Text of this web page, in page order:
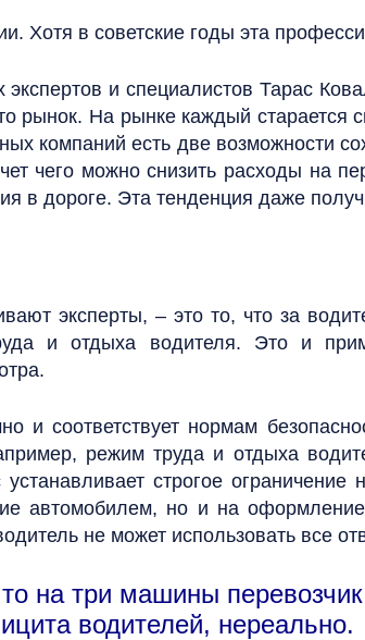
Хотя в советские годы эта
экспертов и специалистов Тарас
рынок. На рынке каждый старается
компаний есть две возможности
чего можно снизить расходы на
в дороге. Эта тенденция даже
эксперты, – это то, что за
и отдыха водителя. Это и
и соответствует нормам
режим труда и отдыха
строгое
автомобилем, но и на оформление
не может использовать все
на три машины
водителей, нереально.